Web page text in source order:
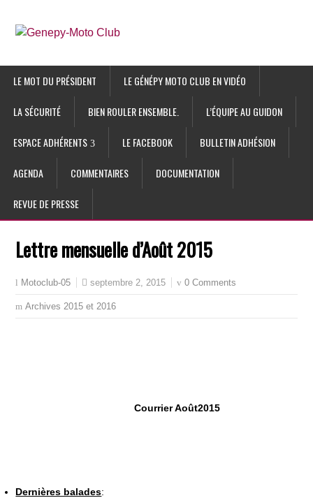
LE MOT DU PRÉSIDENT LE GÉNÉPY MOTO CLUB EN VIDÉO
LA SÉCURITÉ BIEN ROULER ENSEMBLE. L’ÉQUIPE AU GUIDON
ESPACE ADHÉRENTS LE FACEBOOK BULLETIN ADHÉSION
AGENDA COMMENTAIRES DOCUMENTATION
REVUE DE PRESSE
Lettre mensuelle d’Août 2015
Motoclub-05 septembre 2, 2015 0 Comments
Archives 2015 et 2016
Courrier Août2015
Dernières balades: